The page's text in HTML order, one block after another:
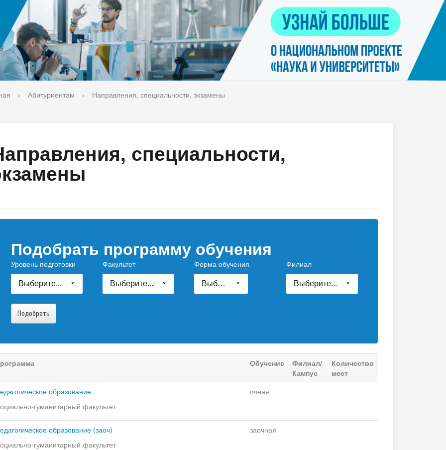
Библиотека
Контакты
норма жизни Оценка качества образования
Нацпроект "Наука и университеты"
совет
Единое окно по решению вопросов
поддержки молодых студенческих
семей и матерей (отцов) с детьми
› Абитуриентам › Направления, специальности, экзамены
специальности,
Подобрать программу обучения
Уровень подготовки
Выберите...
Факультет
Выберите...
Форма обучения
Выберите...
Филиал
Выберите...
Обучение
Филиал/
Кампус
Количество
мест
образование
гуманитарный факультет
очная
образование (заоч)
гуманитарный факультет
заочная